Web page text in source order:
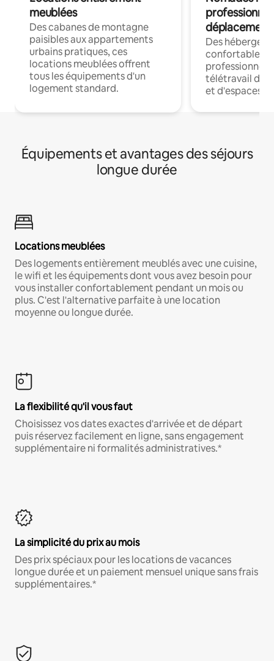
meublées
Des cabanes de montagne
paisibles aux appartements
urbains pratiques, ces
locations meublées offrent
tous les équipements d'un
logement standard.
déplacement
Des
confortables
professionnels
télétravail
et d'espaces
Équipements et avantages des séjours
longue durée
Locations meublées
Des logements entièrement meublés avec une cuisine,
le wifi et les équipements dont vous avez besoin pour
vous installer confortablement pendant un mois ou
plus. C'est l'alternative parfaite à une location
moyenne ou longue durée.
La flexibilité qu'il vous faut
Choisissez vos dates exactes d'arrivée et de départ
puis réservez facilement en ligne, sans engagement
supplémentaire ni formalités administratives.*
La simplicité du prix au mois
Des prix spéciaux pour les locations de vacances
longue durée et un paiement mensuel unique sans frais
supplémentaires.*